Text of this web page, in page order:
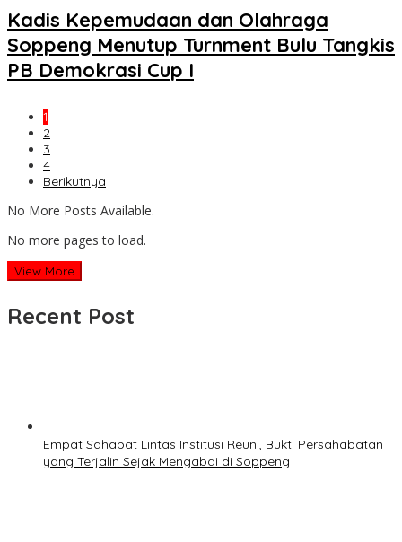
Kadis Kepemudaan dan Olahraga
Soppeng Menutup Turnment Bulu Tangkis
PB Demokrasi Cup I
1
2
3
4
Berikutnya
No More Posts Available.
No more pages to load.
View More
Recent Post
Empat Sahabat Lintas Institusi Reuni, Bukti Persahabatan
yang Terjalin Sejak Mengabdi di Soppeng